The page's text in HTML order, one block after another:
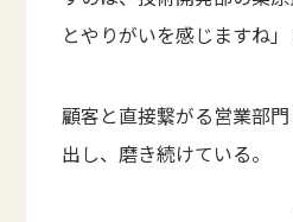
とやりがいを感じますね」
顧客と直接繋がる営業部
出し、磨き続けている。